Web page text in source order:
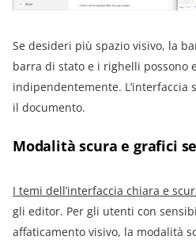
Se desideri più spazio visivo, la
barra di stato e i righelli possono
indipendentemente. L’interfaccia
il documento.
Modalità scura e grafici
I temi dell’interfaccia chiara e
gli editor. Per gli utenti con
affaticamento visivo, la modalità